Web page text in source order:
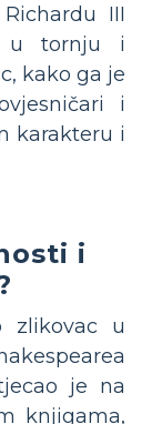
III
u tornju i
kako ga je
i
karakteru i
i
zlikovac u
je na
knjigama,